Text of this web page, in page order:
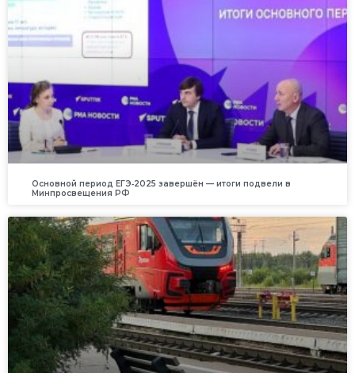
Основной период ЕГЭ‑2025 завершён — итоги подвели в
Минпросвещения РФ